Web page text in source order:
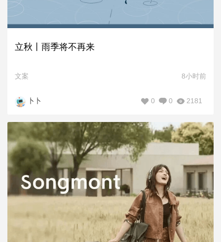
立秋丨雨季将不再来
文案 8小时前
卜卜 2181
0
0